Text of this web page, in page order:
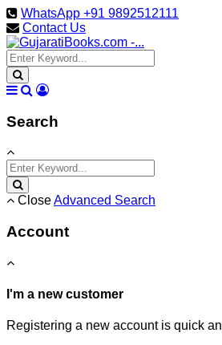
WhatsApp +91 9892512111
Contact Us
Search
CloseAdvanced Search
Account
I'm a new customer
Registering a new account is quick